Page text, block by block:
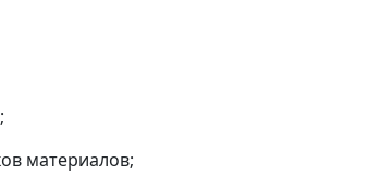
материалов;